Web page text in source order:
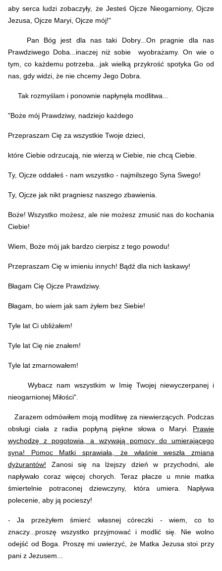
aby serca ludzi zobaczyły, że Jesteś Ojcze Nieogarniony, Ojcze
Jezusa, Ojcze Maryi, Ojcze mój!"
Pan Bóg jest dla nas taki Dobry...On pragnie dla nas
Prawdziwego Doba...inaczej niż sobie wyobrażamy. On wie o
tym, co każdemu potrzeba...jak wielką przykrość spotyka Go od
nas, gdy widzi, że nie chcemy Jego Dobra.
Tak rozmyślam i ponownie napłynęła modlitwa...
"Boże mój Prawdziwy, nadziejo każdego
Przepraszam Cię za wszystkie Twoje dzieci,
które Ciebie odrzucają, nie wierzą w Ciebie, nie chcą Ciebie.
Ty, Ojcze oddałeś - nam wszystko - najmilszego Syna Swego!
Ty, Ojcze jak nikt pragniesz naszego zbawienia.
Boże! Wszystko możesz, ale nie możesz zmusić nas do kochania
Ciebie!
Wiem, Boże mój jak bardzo cierpisz z tego powodu!
Przepraszam Cię w imieniu innych! Bądź dla nich łaskawy!
Błagam Cię Ojcze Prawdziwy.
Błagam, bo wiem jak sam żyłem bez Siebie!
Tyle lat Ci ubliżałem!
Tyle lat Cię nie znałem!
Tyle lat zmarnowałem!
Wybacz nam wszystkim w Imię Twojej niewyczerpanej i
nieogarnionej Miłości".
Zarazem odmówiłem moją modlitwę za niewierzących. Podczas
obsługi ciała z radia popłyną piękne słowa o Maryi. Prawie
wychodzę z pogotowia, a wzywają pomocy do umierającego
syna! Pomoc Matki sprawiała, że właśnie weszła zmiana
dyżurantów! Zanosi się na lżejszy dzień w przychodni, ale
napływało coraz więcej chorych. Teraz płacze u mnie matka
śmiertelnie potraconej dziewczyny, która umiera. Napływa
polecenie, aby ją pocieszy!
- Ja przeżyłem śmierć własnej córeczki - wiem, co to
znaczy...proszę wszystko przyjmować i modlić się. Nie wolno
odejść od Boga. Proszę mi uwierzyć, że Matka Jezusa stoi przy
pani z Jezusem...